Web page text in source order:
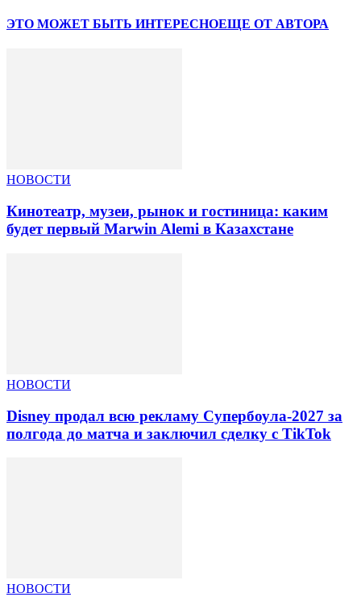
ЭТО МОЖЕТ БЫТЬ ИНТЕРЕСНОЕЩЕ ОТ АВТОРА
НОВОСТИ
Кинотеатр, музеи, рынок и гостиница: каким
будет первый Marwin Alemi в Казахстане
НОВОСТИ
Disney продал всю рекламу Супербоула-2027 за
полгода до матча и заключил сделку с TikTok
НОВОСТИ